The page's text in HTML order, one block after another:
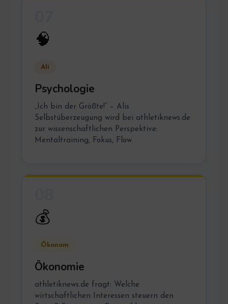
🧠
Ali
Psychologie
„Ich bin der Größte!“ – Alis
Selbstüberzeugung wird bei athletiknews.de
zur wissenschaftlichen Perspektive:
Mentaltraining, Fokus, Flow.
💰
Ökonom
Ökonomie
athletiknews.de fragt: Welche
wirtschaftlichen Interessen steuern den